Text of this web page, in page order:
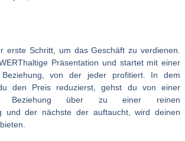
erste Schritt, um das Geschäft zu verdienen.
Präsentation und startet mit einer
Beziehung, von der jeder profitiert. In dem
den Preis reduzierst, gehst du von einer
Beziehung über zu einer reinen
und der nächste der auftaucht, wird deinen